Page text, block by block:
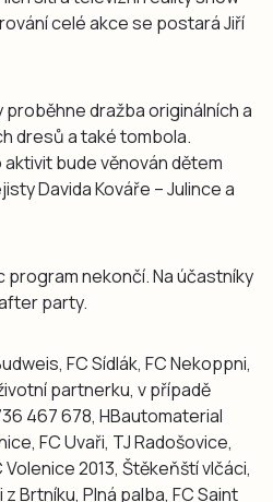
celé akce se postará Jiří
dražba originálních a
dresů a také tombola.
bude věnován dětem
Davida Kováře – Julince a
program nekončí. Na účastníky
party.
FC Sídlák, FC Nekoppni,
partnerku, v případě
467 678, HBautomaterial
FC Uvaři, TJ Radošovice,
2013, Štěkeňští vlčáci,
Brtníku, Plná palba, FC Saint